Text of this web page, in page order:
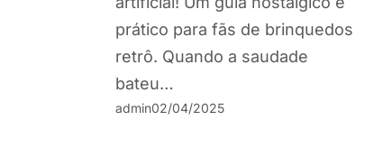
prático para fãs de brinquedos
retrô. Quando a saudade
bateu…
admin02/04/2025